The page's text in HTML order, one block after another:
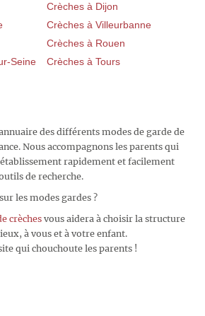
Crèches à Dijon
Crèches à Villeurbanne
Crèches à Rouen
Seine
Crèches à Tours
des différents modes de garde de
Nous accompagnons les parents qui
rapidement et facilement
de recherche.
les modes gardes ?
crèchesvous aidera à choisir la structure
à vous et à votre enfant.
qui chouchoute les parents !